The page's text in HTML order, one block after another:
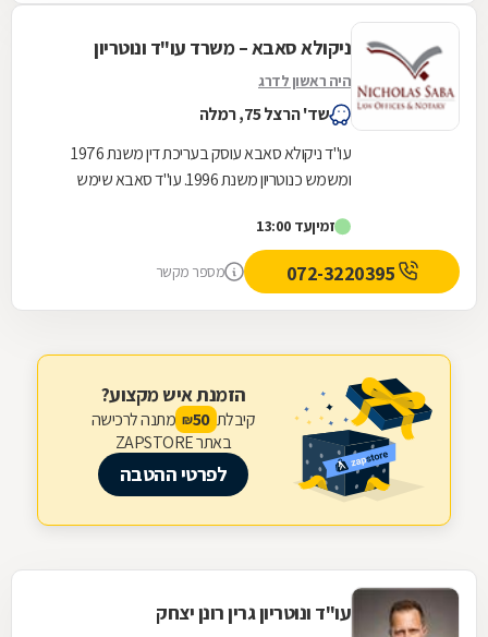
ניקולא סאבא – משרד עו"ד ונוטריון
היה ראשון לדרג
שד' הרצל 75, רמלה
עו"ד ניקולא סאבא עוסק בעריכת דין משנת 1976
ומשמש כנוטריון משנת 1996. עו"ד סאבא שימש
במשך 4...
זמיןעד 13:00
מספר מקשר
הזמנת איש מקצוע?
קיבלת 50
₪ מתנה לרכישה
באתר ZAPSTORE
לפרטי ההטבה
עו"ד ונוטריון גרין רונן יצחק